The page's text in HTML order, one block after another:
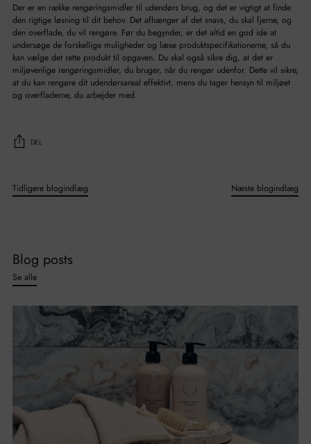
Der er en række rengøringsmidler til udendørs brug, og det er vigtigt at finde
den rigtige løsning til dit behov. Det afhænger af det snavs, du skal fjerne, og
den overflade, du vil rengøre. Før du begynder, er det altid en god ide at
undersøge de forskellige muligheder og læse produktspecifikationerne, så du
kan vælge det rette produkt til opgaven. Du skal også sikre dig, at det er
miljøvenlige rengøringsmidler, du bruger, når du rengør udenfor. Dette vil sikre,
at du kan rengøre dit udendørsareal effektivt, mens du tager hensyn til miljøet
og overfladerne, du arbejder med.
DEL
Tidligere blogindlæg Næste blogindlæg
Blog posts
Se alle